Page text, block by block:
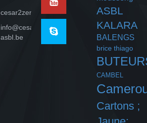
cesar2zeroasbl
info@cesar-
asbl.be
ASBL
KALARA
BALENGS
brice thiago
CAMBEL
Cartons ;